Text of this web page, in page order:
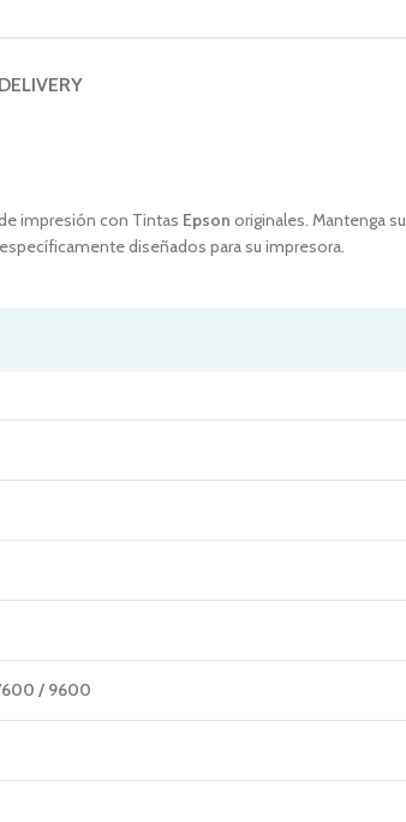
impresión con Tintas Epson originales. Mantenga su
diseñados para su impresora.
/ 9600